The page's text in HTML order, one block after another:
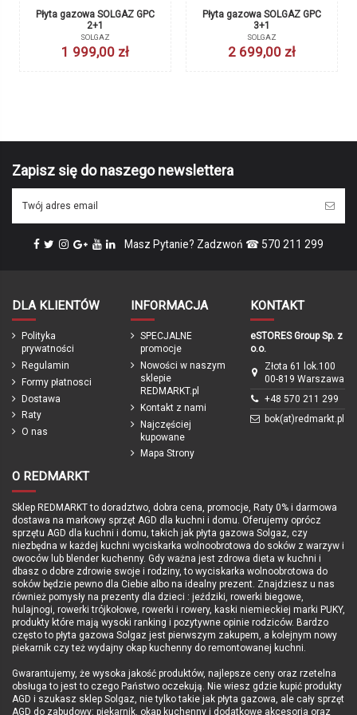
Obecnie brak na stanie
2 999,00 zł
Płyta gazowa SOLGAZ GPC
2+1
SOLGAZ
1 999,00 zł
Płyta gazowa SOLGAZ GPC
3+1
SOLGAZ
2 699,00 zł
Zapisz się do naszego newslettera
Masz Pytanie? Zadzwoń ☎ 570 211 299
DLA KLIENTÓW
Polityka
prywatności
Regulamin
Formy płatnosci
Dostawa
Raty
O nas
INFORMACJA
SPECJALNE
promocje
Nowości w naszym
sklepie
REDMARKT.pl
Kontakt z nami
Najczęściej
kupowane
Mapa Strony
KONTAKT
eSTORES Group Sp. z
o.o.
Złota 61 lok.100
00-819 Warszawa
+48 570 211 299
bok(at)redmarkt.pl
O REDMARKT
Sklep REDMARKT to doradztwo, dobra cena, promocje, Raty 0% i darmowa
dostawa na markowy sprzęt AGD dla kuchni i domu. Oferujemy oprócz
sprzętu AGD dla kuchni i domu, takich jak płyta gazowa Solgaz, czy
niezbędna w każdej kuchni wyciskarka wolnoobrotowa do soków z warzyw i
owoców lub blender kuchenny. Gdy ważna jest zdrowa dieta w kuchni i
dbasz o dobre zdrowie swoje i rodziny, to wyciskarka wolnoobrotowa do
soków będzie pewno dla Ciebie albo na idealny prezent. Znajdziesz u nas
również pomysły na prezenty dla dzieci : jeździki, rowerki biegowe,
hulajnogi, rowerki trójkołowe, rowerki i rowery, kaski niemieckiej marki PUKY,
produkty które mają wysoki ranking i pozytywne opinie rodziców. Bardzo
często to płyta gazowa Solgaz jest pierwszym zakupem, a kolejnym nowy
piekarnik czy też wydajny okap kuchenny do remontowanej kuchni.
Gwarantujemy, że wysoka jakość produktów, najlepsze ceny oraz rzetelna
obsługa to jest to czego Państwo oczekują. Nie wiesz gdzie kupić produkty
AGD i szukasz sklep Solgaz, nie tylko takie jak płyta gazowa, ale cały sprzęt
AGD do zabudowy: piekarnik, okap kuchenny i dodatkowe akcesoria oraz